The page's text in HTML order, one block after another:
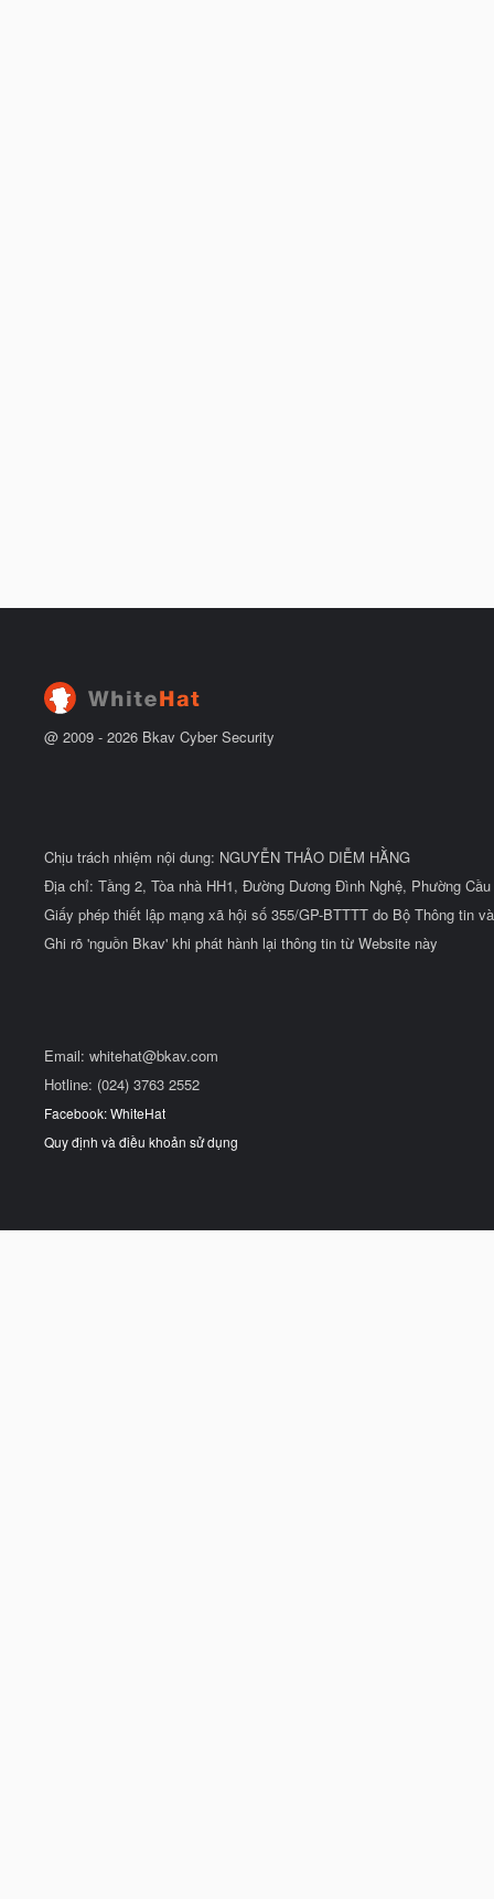
@ 2009 - 2026 Bkav Cyber Security
Chịu trách nhiệm nội dung: NGUYỄN THẢO DIỄM HẰNG
Địa chỉ: Tầng 2, Tòa nhà HH1, Đường Dương Đình Nghệ, Phường
Giấy phép thiết lập mạng xã hội số 355/GP-BTTTT do Bộ Thông tin
Ghi rõ 'nguồn Bkav' khi phát hành lại thông tin từ Website này
Email: whitehat@bkav.com
Hotline: (024) 3763 2552
Facebook: WhiteHat
Quy định và điều khoản sử dụng